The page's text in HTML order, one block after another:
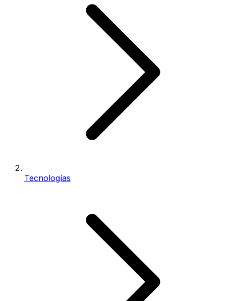
Tecnologías